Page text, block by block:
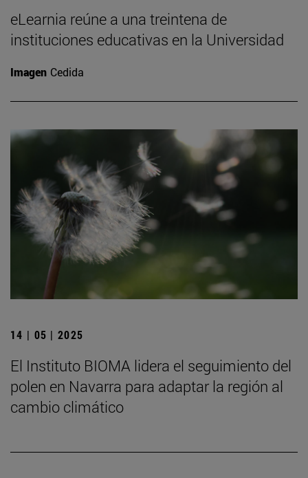
eLearnia reúne a una treintena de
instituciones educativas en la Universidad
Imagen Cedida
14 | 05 | 2025
El Instituto BIOMA lidera el seguimiento del
polen en Navarra para adaptar la región al
cambio climático